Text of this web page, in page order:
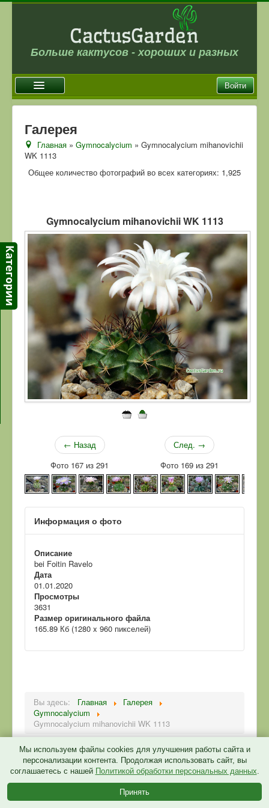
Мы используем файлы cookies для улучшения работы сайта и
персонализации контента. Продолжая использовать сайт, вы
соглашаетесь с нашей Политикой обработки персональных данных.
Принять
Больше кактусов - хороших и разных
Войти
Новости
Галерея
Магазин
Отзывы
Ссылки
Контакты
Галерея
Главная »Gymnocalycium » Gymnocalycium mihanovichii
WK 1113
Общее количество фотографий во всех категориях: 1,925
Gymnocalycium mihanovichii WK 1113
← Назад
Фото 167 из 291
След. →
Фото 169 из 291
Информация о фото
Описание
bei Foitin Ravelo
Дата
01.01.2020
Просмотры
3631
Размер оригинального файла
165.89 Кб (1280 x 960 пикселей)
Вы здесь: Главная
Галерея
Gymnocalycium
Gymnocalycium mihanovichii WK 1113
Политика конфиденциальности